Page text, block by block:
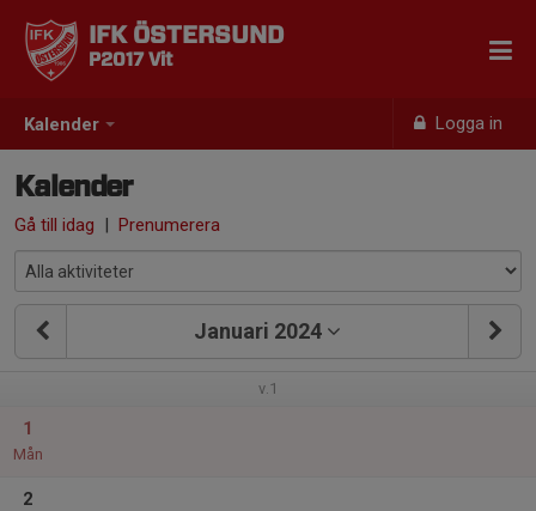
Kalender Logga in
IFK ÖSTERSUND
P2017 Vit
Kalender
Gå till idag | Prenumerera
Januari 2024
v.1
1
Mån
2